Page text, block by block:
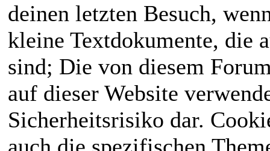
deinen letzten Besuch,
kleine Textdokumente, die
sind; Die von diesem
auf dieser Website
Sicherheitsrisiko dar.